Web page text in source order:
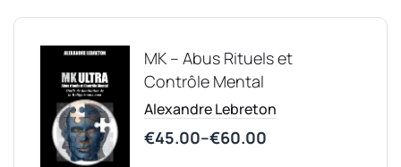
MK – Abus Rituels et
Contrôle Mental
Alexandre Lebreton
€45.00–€60.00